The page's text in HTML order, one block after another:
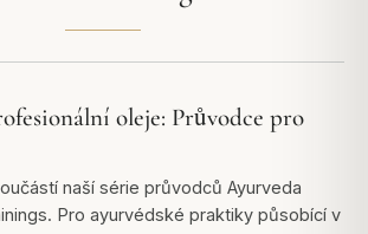
oleje: Průvodce pro
naší série průvodců Ayurveda
Pro ayurvédské praktiky působící v